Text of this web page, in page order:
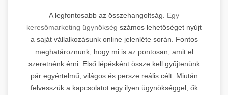
A legfontosabb az összehangoltság. Egy
keresőmarketing ügynökség számos lehetőséget nyújt
a saját vállalkozásunk online jelenléte során. Fontos
meghatároznunk, hogy mi is az pontosan, amit el
szeretnénk érni. Első lépésként össze kell gyűjtenünk
pár egyértelmű, világos és persze reális célt. Miután
felvesszük a kapcsolatot egy ilyen ügynökséggel, ők